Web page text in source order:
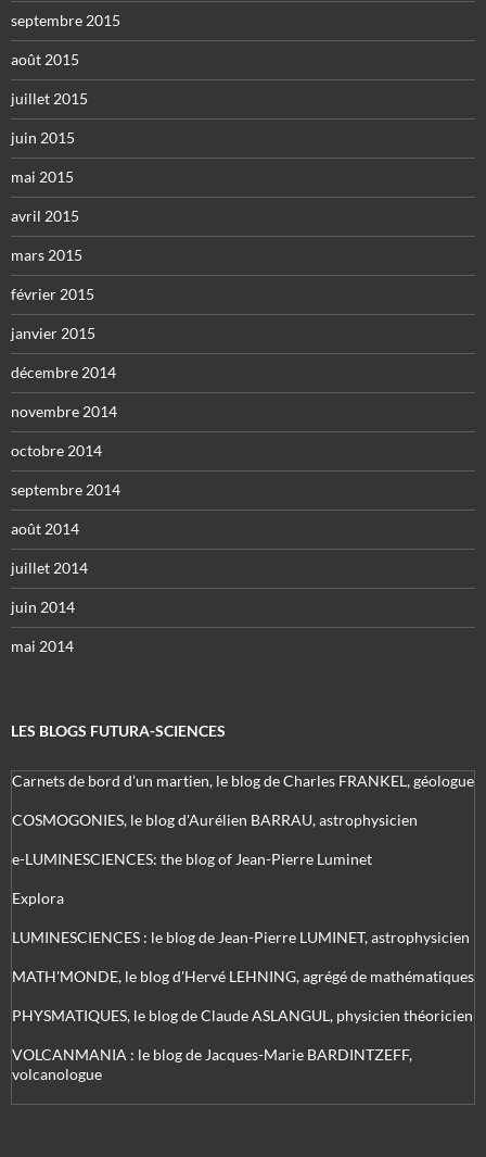
septembre 2015
août 2015
juillet 2015
juin 2015
mai 2015
avril 2015
mars 2015
février 2015
janvier 2015
décembre 2014
novembre 2014
octobre 2014
septembre 2014
août 2014
juillet 2014
juin 2014
mai 2014
LES BLOGS FUTURA-SCIENCES
Carnets de bord d’un martien, le blog de Charles FRANKEL, géologue
COSMOGONIES, le blog d'Aurélien BARRAU, astrophysicien
e-LUMINESCIENCES: the blog of Jean-Pierre Luminet
Explora
LUMINESCIENCES : le blog de Jean-Pierre LUMINET, astrophysicien
MATH'MONDE, le blog d'Hervé LEHNING, agrégé de mathématiques
PHYSMATIQUES, le blog de Claude ASLANGUL, physicien théoricien
VOLCANMANIA : le blog de Jacques-Marie BARDINTZEFF,
volcanologue